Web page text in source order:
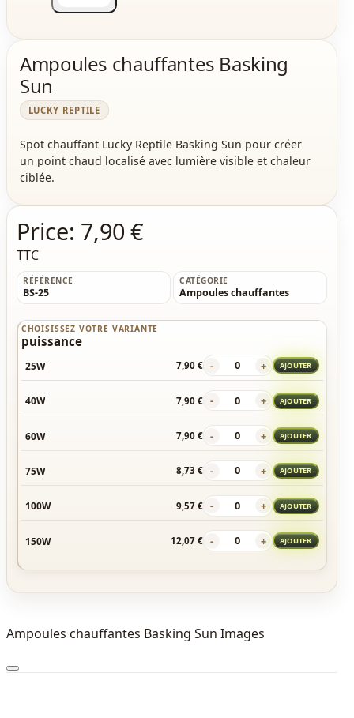
Ampoules chauffantes Basking
Sun
LUCKY REPTILE
Spot chauffant Lucky Reptile Basking Sun pour créer
un point chaud localisé avec lumière visible et chaleur
ciblée.
Price: 7,90 €
TTC
RÉFÉRENCE
BS-25
CATÉGORIE
Ampoules chauffantes
CHOISISSEZ VOTRE VARIANTE
puissance
25W 7,90 € - + AJOUTER
40W 7,90 € - + AJOUTER
60W 7,90 € - + AJOUTER
75W 8,73 € - + AJOUTER
100W 9,57 € - + AJOUTER
150W 12,07 € - + AJOUTER
Ampoules chauffantes Basking Sun Images